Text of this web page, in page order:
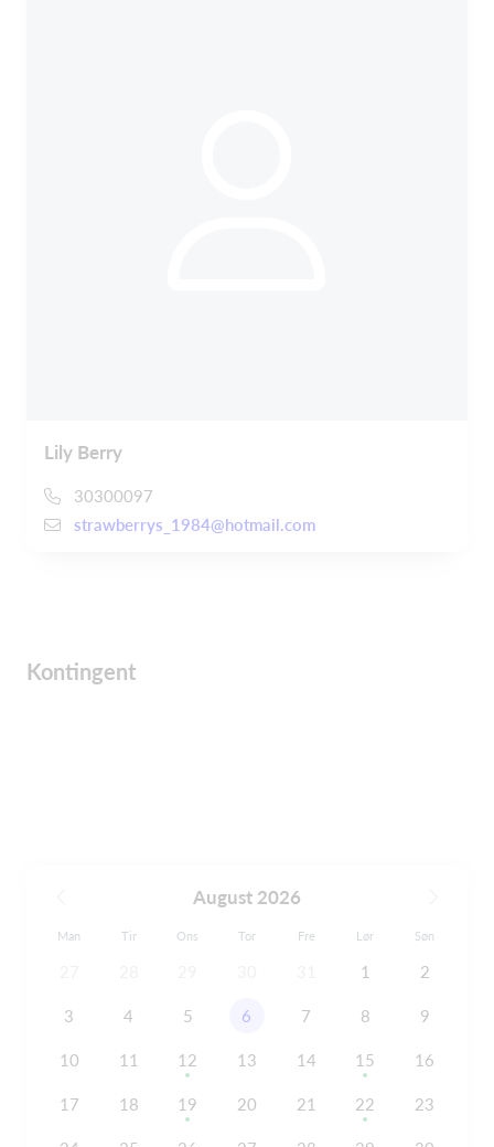
Lily Berry
30300097
strawberrys_1984@hotmail.com
Kontingent
August 2026
Man Tir Ons Tor Fre Lør Søn
1 2
3 4 5 6 7 8 9
10 11 12 13 14 15 16
17 18 19 20 21 22 23